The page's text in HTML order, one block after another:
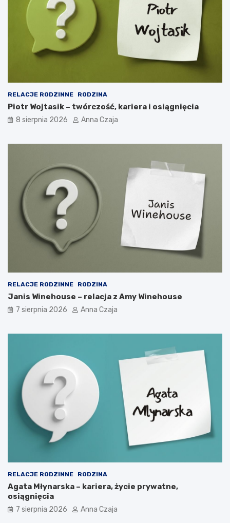
RELACJE RODZINNE RODZINA
Piotr Wojtasik – twórczość, kariera i osiągnięcia
8 sierpnia 2026 Anna Czaja
RELACJE RODZINNE RODZINA
Janis Winehouse – relacja z Amy Winehouse
7 sierpnia 2026 Anna Czaja
RELACJE RODZINNE RODZINA
Agata Młynarska – kariera, życie prywatne,
osiągnięcia
7 sierpnia 2026 Anna Czaja